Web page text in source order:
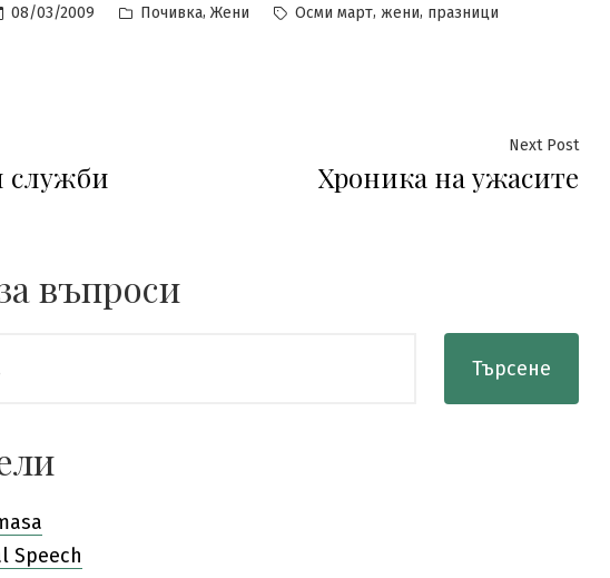
08/03/2009
Posted
Почивка, Жени Tags:
Осми март, жени, празници
служби
Next PostNext
Хроника на ужасите
въпроси
Speech